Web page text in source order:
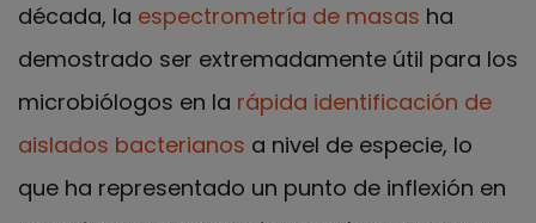
década, la espectrometría de masas ha
demostrado ser extremadamente útil para los
microbiólogos en la rápida identificación de
aislados bacterianos a nivel de especie, lo
que ha representado un punto de inflexión en